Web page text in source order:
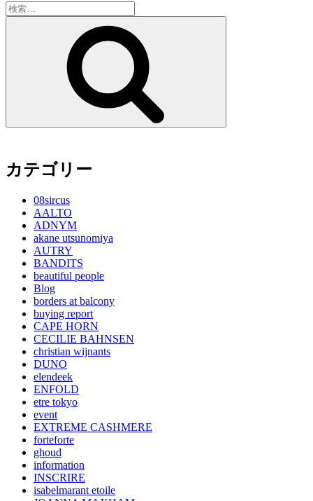
検
索:
カテゴリー
08sircus
AALTO
ADNYM
akane utsunomiya
AUTRY
BANDITS
beautiful people
Blog
borders at balcony
buying report
CAPE HORN
CECILIE BAHNSEN
christian wijnants
DUNO
elendeek
ENFOLD
etre tokyo
event
EXTREME CASHMERE
forteforte
ghoud
information
INSCRIRE
isabelmarant etoile